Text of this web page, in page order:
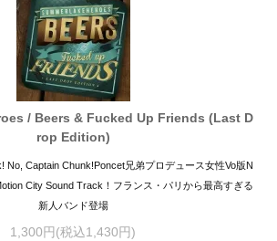
/ Beers & Fucked Up Friends (Last D
rop Edition)
No, Captain Chunk!Poncet兄弟プロデュース女性Vo版N
City Sound Track！フランス・パリから最高すぎる
新人バンド登場
1,300円(税込1,430円)